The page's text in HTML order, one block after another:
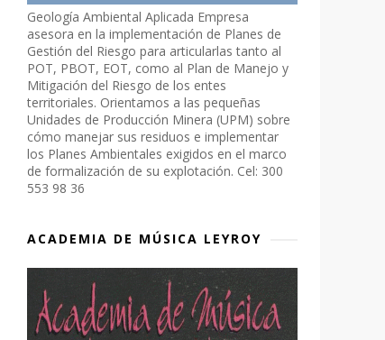
Geología Ambiental Aplicada Empresa
asesora en la implementación de Planes de
Gestión del Riesgo para articularlas tanto al
POT, PBOT, EOT, como al Plan de Manejo y
Mitigación del Riesgo de los entes
territoriales. Orientamos a las pequeñas
Unidades de Producción Minera (UPM) sobre
cómo manejar sus residuos e implementar
los Planes Ambientales exigidos en el marco
de formalización de su explotación. Cel: 300
553 98 36
ACADEMIA DE MÚSICA LEYROY